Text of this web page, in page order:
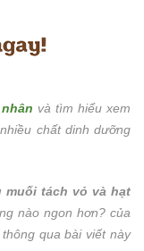
và tìm hiểu xem
chất dinh dưỡng
muối tách vỏ và hạt
nào ngon hơn? của
qua bài viết này